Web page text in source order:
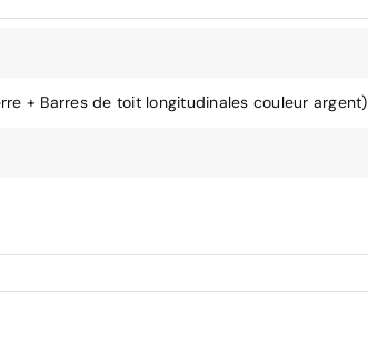
+ Barres de toit longitudinales couleur argent)